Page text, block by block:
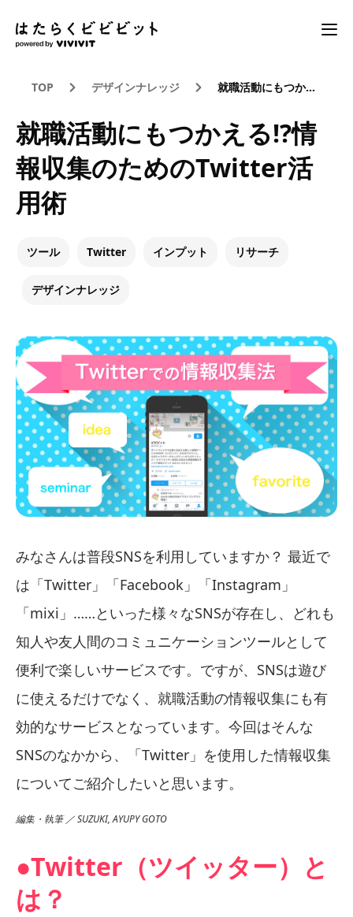
TOP デザインナレッジ 就職活動にもつかえる!?情報収集のためのTwitter活用術
就職活動にもつかえる!?情
報収集のためのTwitter活
用術
ツール Twitter インプット リサーチ
デザインナレッジ
みなさんは普段SNSを利用していますか？ 最近で
は「Twitter」「Facebook」「Instagram」
「mixi」……といった様々なSNSが存在し、どれも
知人や友人間のコミュニケーションツールとして
便利で楽しいサービスです。ですが、SNSは遊び
に使えるだけでなく、就職活動の情報収集にも有
効的なサービスとなっています。今回はそんな
SNSのなかから、「Twitter」を使用した情報収集
についてご紹介したいと思います。
編集・執筆 ／ SUZUKI, AYUPY GOTO
●Twitter（ツイッター）と
は？